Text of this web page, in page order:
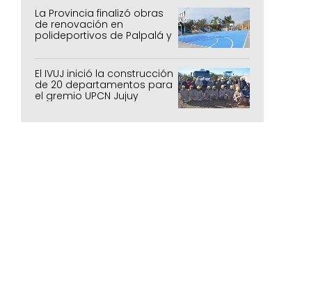
La Provincia finalizó obras
de renovación en
polideportivos de Palpalá y
la capital
El IVUJ inició la construcción
de 20 departamentos para
el gremio UPCN Jujuy